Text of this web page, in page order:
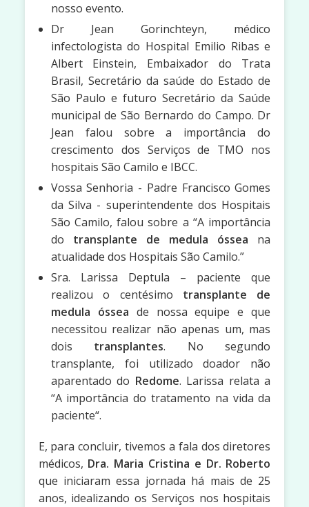
nosso evento.
Dr Jean Gorinchteyn, médico
infectologista do Hospital Emilio Ribas e
Albert Einstein, Embaixador do Trata
Brasil, Secretário da saúde do Estado de
São Paulo e futuro Secretário da Saúde
municipal de São Bernardo do Campo. Dr
Jean falou sobre a importância do
crescimento dos Serviços de TMO nos
hospitais São Camilo e IBCC.
Vossa Senhoria - Padre Francisco Gomes
da Silva - superintendente dos Hospitais
São Camilo, falou sobre a “A importância
do transplante de medula óssea na
atualidade dos Hospitais São Camilo.”
Sra. Larissa Deptula – paciente que
realizou o centésimo transplante de
medula óssea de nossa equipe e que
necessitou realizar não apenas um, mas
dois transplantes. No segundo
transplante, foi utilizado doador não
aparentado do Redome. Larissa relata a
“A importância do tratamento na vida da
paciente“.
E, para concluir, tivemos a fala dos diretores
médicos, Dra. Maria Cristina e Dr. Roberto
que iniciaram essa jornada há mais de 25
anos, idealizando os Serviços nos hospitais